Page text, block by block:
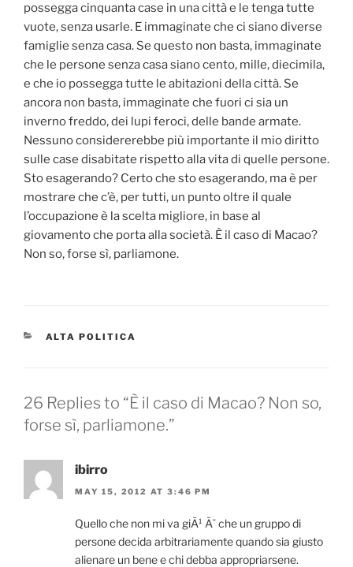
possegga cinquanta case in una città e le tenga tutte
vuote, senza usarle. E immaginate che ci siano diverse
famiglie senza casa. Se questo non basta, immaginate
che le persone senza casa siano cento, mille, diecimila,
e che io possegga tutte le abitazioni della città. Se
ancora non basta, immaginate che fuori ci sia un
inverno freddo, dei lupi feroci, delle bande armate.
Nessuno considererebbe più importante il mio diritto
sulle case disabitate rispetto alla vita di quelle persone.
Sto esagerando? Certo che sto esagerando, ma è per
mostrare che c’è, per tutti, un punto oltre il quale
l’occupazione è la scelta migliore, in base al
giovamento che porta alla società. È il caso di Macao?
Non so, forse sì, parliamone.
CATEGORIES
ALTA POLITICA
26 Replies to “È il caso di Macao? Non so,
forse sì, parliamone.”
ibirro
MAY 15, 2012 AT 3:46 PM
Quello che non mi va giÃ¹ Ã¨ che un gruppo di
persone decida arbitrariamente quando sia giusto
alienare un bene e chi debba appropriarsene.